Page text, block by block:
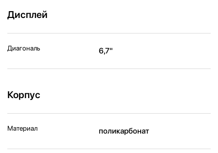
Дисплей
Диагональ 6,7"
Корпус
Материал поликарбонат